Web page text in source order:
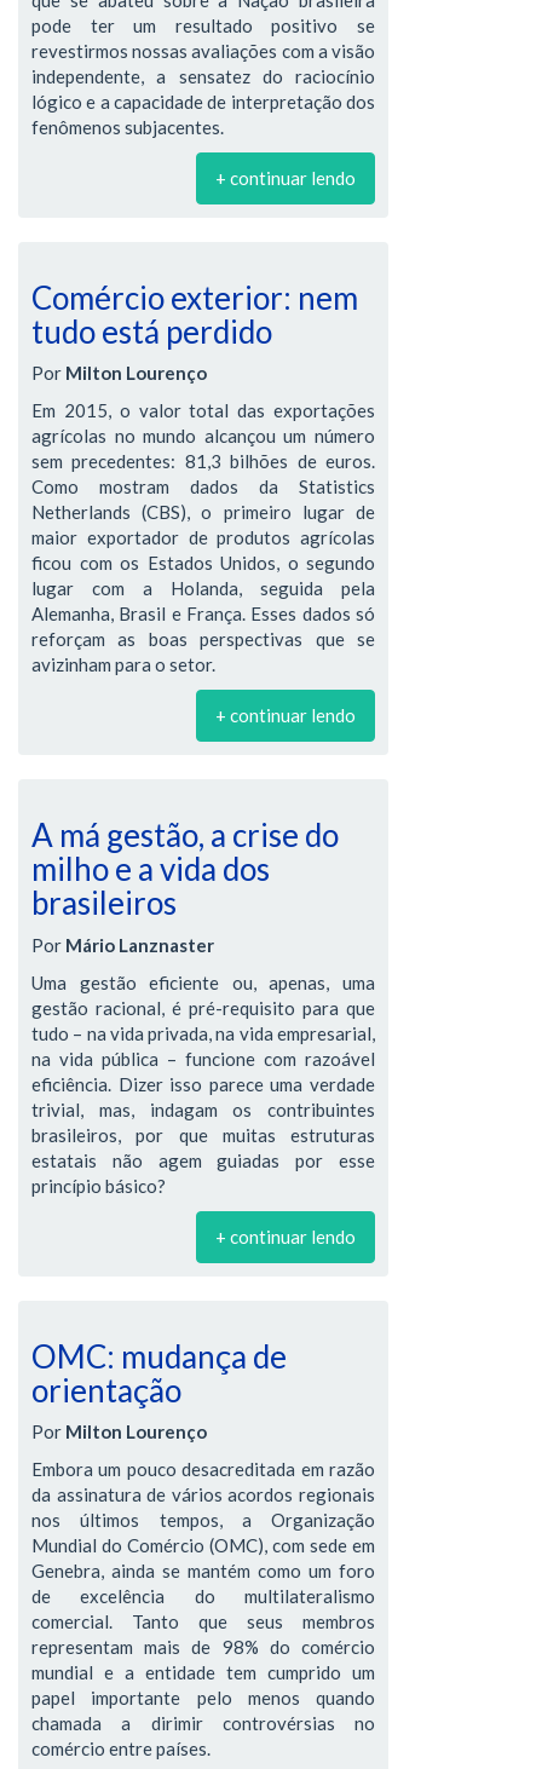
pode ter um resultado positivo se
revestirmos nossas avaliações com a visão
independente, a sensatez do raciocínio
lógico e a capacidade de interpretação dos
fenômenos subjacentes.
+ continuar lendo
Comércio exterior: nem
tudo está perdido
Por Milton Lourenço
Em 2015, o valor total das exportações
agrícolas no mundo alcançou um número
sem precedentes: 81,3 bilhões de euros.
Como mostram dados da Statistics
Netherlands (CBS), o primeiro lugar de
maior exportador de produtos agrícolas
ficou com os Estados Unidos, o segundo
lugar com a Holanda, seguida pela
Alemanha, Brasil e França. Esses dados só
reforçam as boas perspectivas que se
avizinham para o setor.
+ continuar lendo
A má gestão, a crise do
milho e a vida dos
brasileiros
Por Mário Lanznaster
Uma gestão eficiente ou, apenas, uma
gestão racional, é pré-requisito para que
tudo – na vida privada, na vida empresarial,
na vida pública – funcione com razoável
eficiência. Dizer isso parece uma verdade
trivial, mas, indagam os contribuintes
brasileiros, por que muitas estruturas
estatais não agem guiadas por esse
princípio básico?
+ continuar lendo
OMC: mudança de
orientação
Por Milton Lourenço
Embora um pouco desacreditada em razão
da assinatura de vários acordos regionais
nos últimos tempos, a Organização
Mundial do Comércio (OMC), com sede em
Genebra, ainda se mantém como um foro
de excelência do multilateralismo
comercial. Tanto que seus membros
representam mais de 98% do comércio
mundial e a entidade tem cumprido um
papel importante pelo menos quando
chamada a dirimir controvérsias no
comércio entre países.